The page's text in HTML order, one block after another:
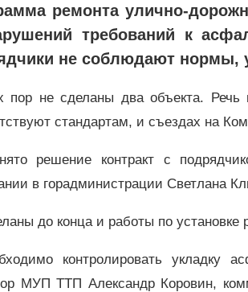
ремонта улично-
требований к
не соблюдают нормы,
пор не сделаны два объекта. Речь
стандартам, и съездах на
решение контракт с
в горадминистрации Светлана
до конца и работы по установке
контролировать укладку
МУП ТТП Александр Коровин,